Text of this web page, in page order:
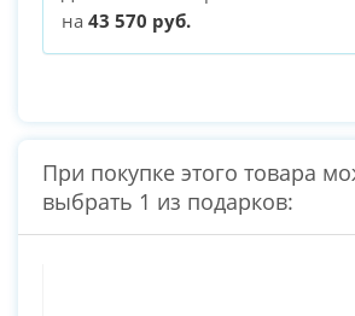
на 43 570 руб.
При покупке этого товара
выбрать 1 из подарков: